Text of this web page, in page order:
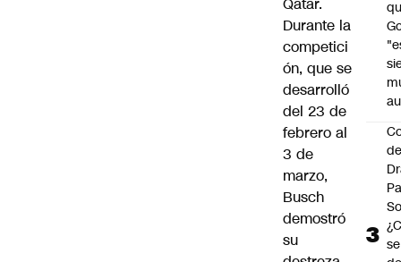
Durante la
competici
ón, que se
desarrolló
del 23 de
febrero al
3 de
marzo,
Busch
demostró
su